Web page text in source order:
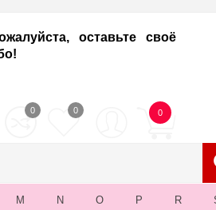
оставьте своё
0
0 0
M N O P R